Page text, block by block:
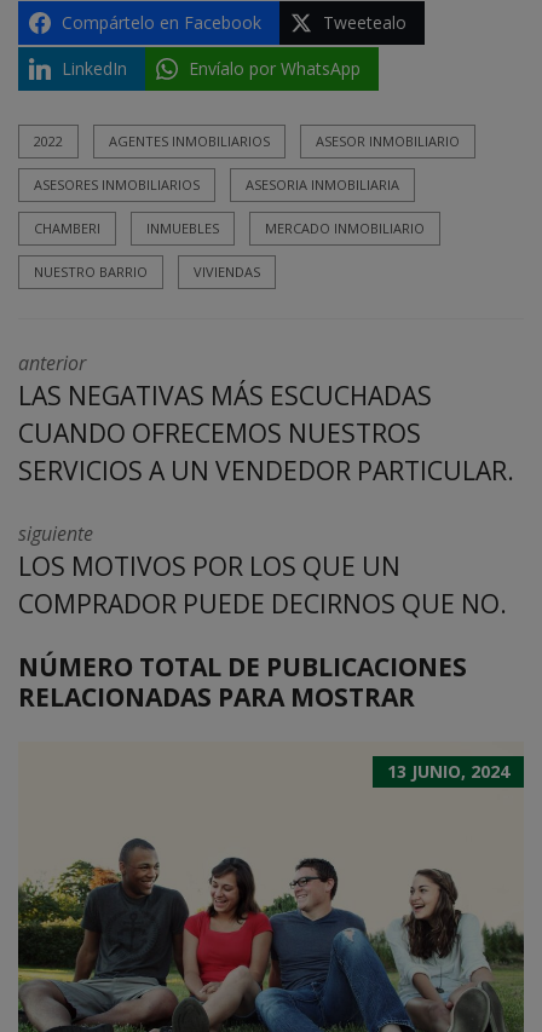
Compártelo en Facebook
Tweetealo
LinkedIn
Envíalo por WhatsApp
2022 AGENTES INMOBILIARIOS ASESOR INMOBILIARIO
ASESORES INMOBILIARIOS ASESORIA INMOBILIARIA
CHAMBERI INMUEBLES MERCADO INMOBILIARIO
NUESTRO BARRIO VIVIENDAS
anterior
LAS NEGATIVAS MÁS ESCUCHADAS
CUANDO OFRECEMOS NUESTROS
SERVICIOS A UN VENDEDOR PARTICULAR.
siguiente
LOS MOTIVOS POR LOS QUE UN
COMPRADOR PUEDE DECIRNOS QUE NO.
NÚMERO TOTAL DE PUBLICACIONES
RELACIONADAS PARA MOSTRAR
13 JUNIO, 2024